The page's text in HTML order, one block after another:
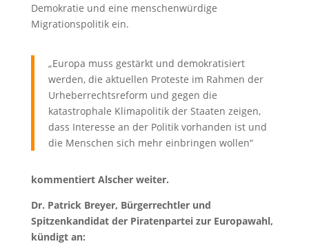
Demokratie und eine menschenwürdige
Migrationspolitik ein.
„Europa muss gestärkt und demokratisiert
werden, die aktuellen Proteste im Rahmen der
Urheberrechtsreform und gegen die
katastrophale Klimapolitik der Staaten zeigen,
dass Interesse an der Politik vorhanden ist und
die Menschen sich mehr einbringen wollen“
kommentiert Alscher weiter.
Dr. Patrick Breyer, Bürgerrechtler und
Spitzenkandidat der Piratenpartei zur Europawahl,
kündigt an: